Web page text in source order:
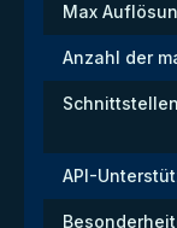
Max
Anzahl der
API-